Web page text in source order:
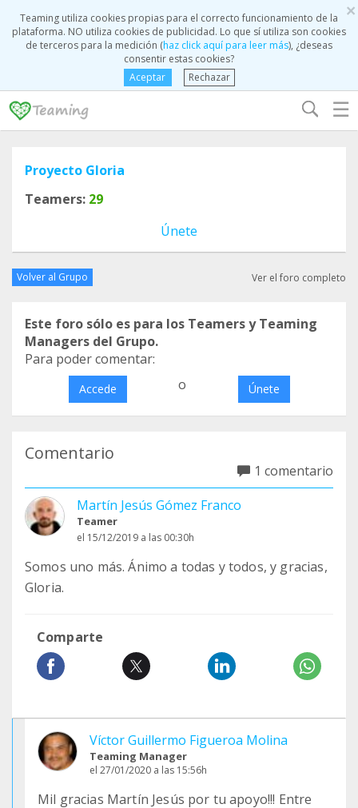
×
Teaming utiliza cookies propias para el correcto funcionamiento de la
plataforma. NO utiliza cookies de publicidad. Lo que sí utiliza son cookies
de terceros para la medición (haz click aquí para leer más), ¿deseas
consentir estas cookies?
Aceptar
Rechazar
☰
Proyecto Gloria
Teamers: 29
Únete
Volver al Grupo Ver el foro completo
Este foro sólo es para los Teamers y Teaming
Managers del Grupo.
Para poder comentar:
Accede o Únete
Comentario
1 comentario
Martín Jesús Gómez Franco
Teamer
el 15/12/2019 a las 00:30h
Somos uno más. Ánimo a todas y todos, y gracias,
Gloria.
Comparte
Víctor Guillermo Figueroa Molina
Teaming Manager
el 27/01/2020 a las 15:56h
Mil gracias Martín Jesús por tu apoyo!!! Entre